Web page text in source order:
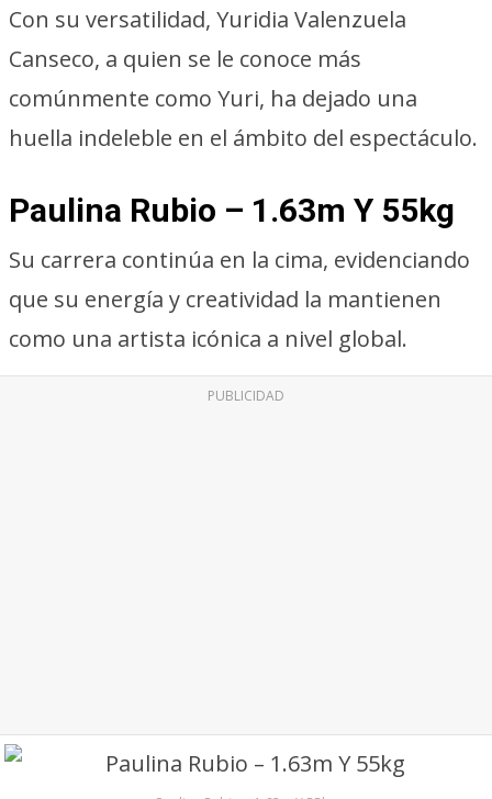
Con su versatilidad, Yuridia Valenzuela
Canseco, a quien se le conoce más
comúnmente como Yuri, ha dejado una
huella indeleble en el ámbito del espectáculo.
Paulina Rubio – 1.63m Y 55kg
Su carrera continúa en la cima, evidenciando
que su energía y creatividad la mantienen
como una artista icónica a nivel global.
PUBLICIDAD